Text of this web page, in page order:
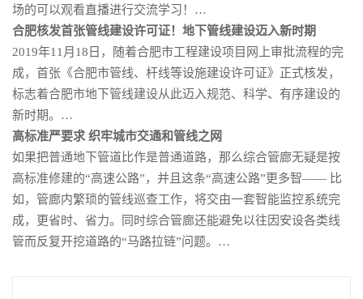
场的可以观看直播进行交流学习！…
合肥核发首张管线建设许可证！地下管线建设迈入新时期
2019年11月18日，随着合肥市工程建设项目网上审批流程的完
成，首张《合肥市管线、杆线等设施建设许可证》正式核发，
标志着合肥市地下管线建设从此迈入规范、科学、有序建设的
新时期。…
高标准严要求 织牢城市交通和管线之网
如果把普通地下管道比作是普通道路，那么综合管廊无疑是按
高标准修建的“高速公路”，并且这条“高速公路”更多智—— 比
如，管廊内繁琐的管线巡查工作，将交由一套智能监控系统完
成，更省时、省力。同时综合管廊还能避免以往因安设各类线
管而反复开挖道路的“马路拉链”问题。…